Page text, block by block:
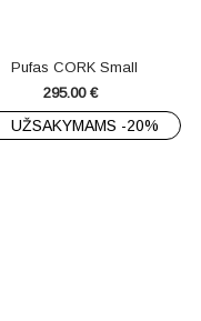
Pufas CORK Small
295.00 €
UŽSAKYMAMS -20%